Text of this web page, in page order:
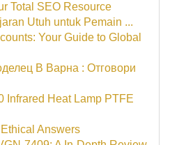
Total SEO Resource
Utuh untuk Pemain ...
Your Guide to Global
В Варна : Отговори
Infrared Heat Lamp PTFE
Answers